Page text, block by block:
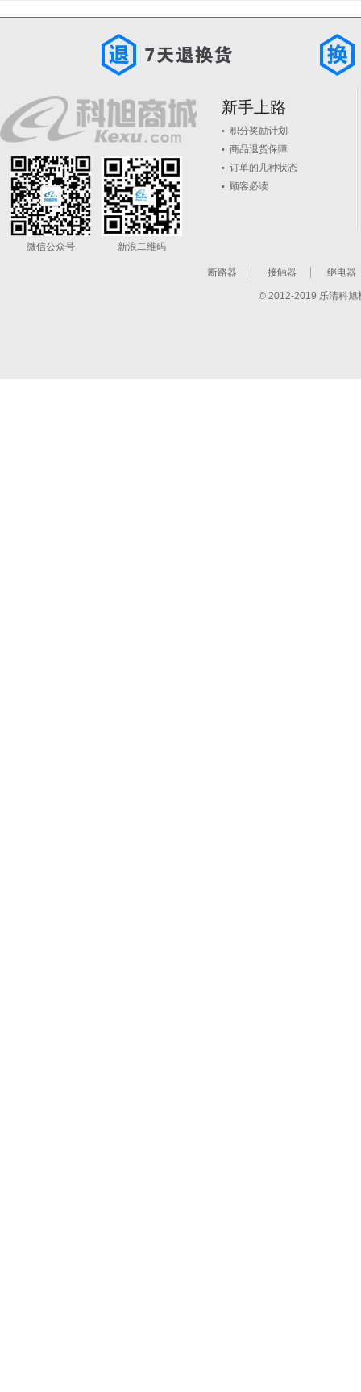
微信公众号 新浪二维码
新手上路
积分奖励计划
商品退货保障
订单的几种状态
顾客必读
断路器 接触器 继电器
© 2012-2019 乐清科旭